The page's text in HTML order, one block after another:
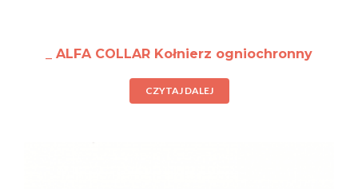
_ ALFA COLLAR Kołnierz ogniochronny
CZYTAJ DALEJ